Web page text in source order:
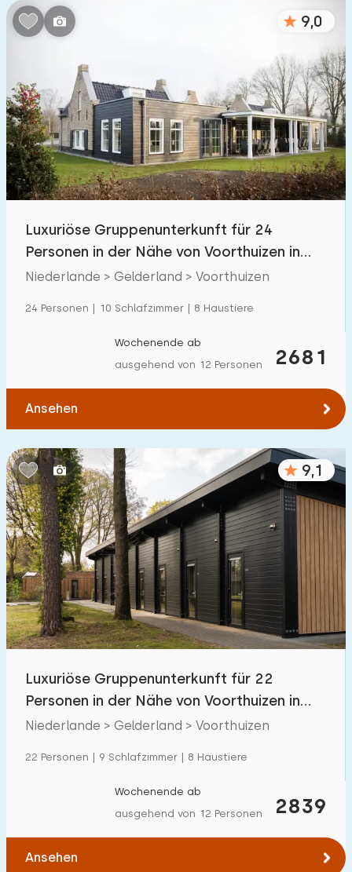
Eingezäunter Garten 8
18
Hallenbad 10
Freibad 11
Kinderanimation 8
Kindereinrichtungen im Park 9
Zugänglichkeit
9,0
Luxuriöse Gruppenunterkunft für 24
Personen in der Nähe von Voorthuizen in
der Veluwe
Niederlande > Gelderland > Voorthuizen
24 Personen | 10 Schlafzimmer | 8 Haustiere
2681
Wochenende ab
ausgehend von 12 Personen
Ansehen
9,1
Luxuriöse Gruppenunterkunft für 22
Personen in der Nähe von Voorthuizen in
der Veluwe
Niederlande > Gelderland > Voorthuizen
22 Personen | 9 Schlafzimmer | 8 Haustiere
2839
Wochenende ab
ausgehend von 12 Personen
Ansehen